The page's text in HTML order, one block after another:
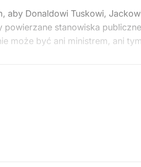
aby Donaldowi Tuskowi,
powierzane stanowiska
może być ani ministrem, ani